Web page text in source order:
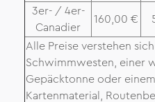
3er- / 4er-
Canadier
160,00 €
Alle Preise verstehen sich
Schwimmwesten, einer
Gepäcktonne oder
Kartenmaterial,